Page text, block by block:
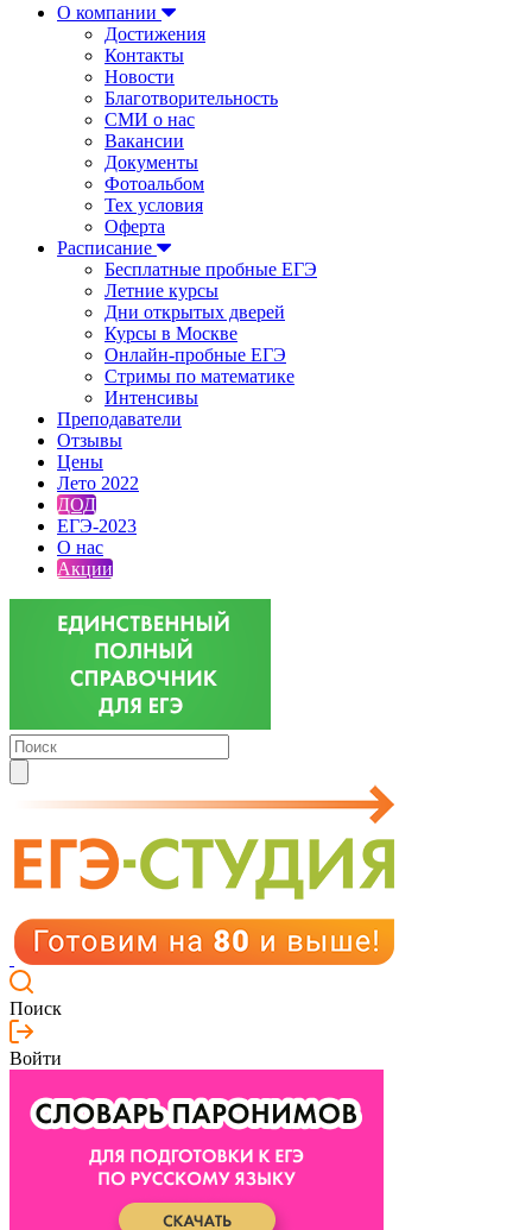
О компании
Достижения
Контакты
Новости
Благотворительность
СМИ о нас
Вакансии
Документы
Фотоальбом
Тех условия
Оферта
Расписание
Бесплатные пробные ЕГЭ
Летние курсы
Дни открытых дверей
Курсы в Москве
Онлайн-пробные ЕГЭ
Стримы по математике
Интенсивы
Преподаватели
Отзывы
Цены
Лето 2022
ДОД
ЕГЭ-2023
О нас
Акции
Поиск
Войти